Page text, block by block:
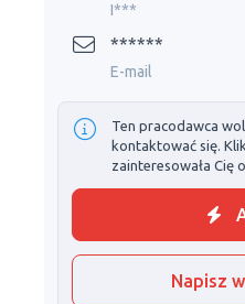
I***
******
E-mail
Ten pracodawca
kontaktować się.
zainteresowała Cię
Napisz